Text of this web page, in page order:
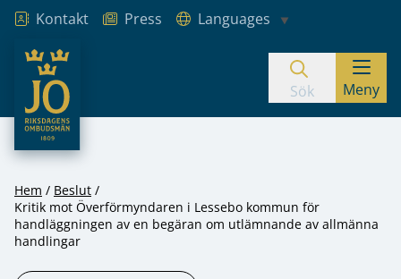
Hoppa till innehåll
Kontakt Press
Languages
JO – Riksdagens Ombudsmän
Sök Meny
Hem
Beslut
Kritik mot Överförmyndaren i Lessebo kommun för
handläggningen av en begäran om utlämnande av allmänna
handlingar